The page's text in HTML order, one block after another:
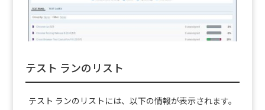
テスト ランのリスト
テスト ランのリストには、以下の情報が表示されます。